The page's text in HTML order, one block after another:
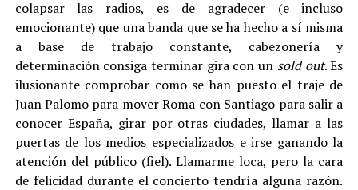
colapsar las radios, es de agradecer (e incluso
emocionante) que una banda que se ha hecho a sí misma
a base de trabajo constante, cabezonería y
determinación consiga terminar gira con un sold out. Es
ilusionante comprobar como se han puesto el traje de
Juan Palomo para mover Roma con Santiago para salir a
conocer España, girar por otras ciudades, llamar a las
puertas de los medios especializados e irse ganando la
atención del público (fiel). Llamarme loca, pero la cara
de felicidad durante el concierto tendría alguna razón.